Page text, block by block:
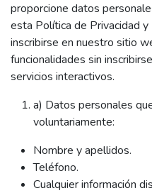
proporcione datos
esta Política de Privacidad
inscribirse en nuestro sitio
funcionalidades sin
servicios interactivos.
a) Datos personales
voluntariamente:
Nombre y apellidos.
Teléfono.
Cualquier información